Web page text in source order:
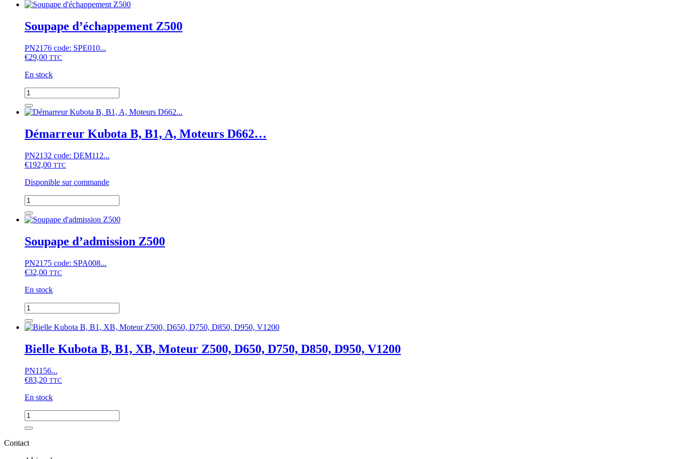
Soupape d’échappement Z500
PN2176 code: SPE010...
€29,00 TTC
En stock
quantité
de
Soupape
Z500
Démarreur Kubota B, B1, A, Moteurs D662…
PN2132 code: DEM112...
€192,00 TTC
Disponible sur commande
quantité
de
Démarreur
Kubota
B,
B1,
Moteurs
D662...
Soupape d’admission Z500
PN2175 code: SPA008...
€32,00 TTC
En stock
quantité
de
Soupape
Z500
Bielle Kubota B, B1, XB, Moteur Z500, D650, D750, D850, D950, V1200
PN1156...
€83,20 TTC
En stock
quantité
de
Bielle
Kubota
Contact